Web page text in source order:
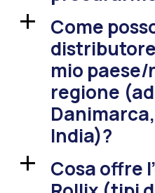
a
Come
mio
regione
India)?
a
Cosa offre